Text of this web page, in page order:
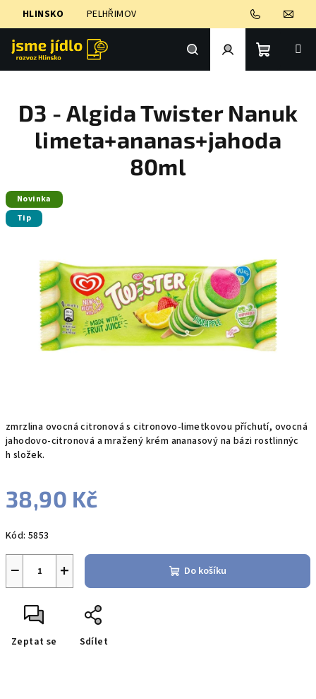
HLINSKO PELHŘIMOV
Hledat PřihlášeníNákupní
košík
zmrzlina ovocná citronová s citronovo-limetkovou příchutí, ovocná
jahodovo-citronová a mražený krém ananasový na bázi rostlinnýc
h složek.
38,90 Kč
cena:
Kód: 5853
+
− Do košíku
Zeptat se Sdílet
D3 - Algida Twister Nanuk
limeta+ananas+jahoda
80ml
Novinka
Tip